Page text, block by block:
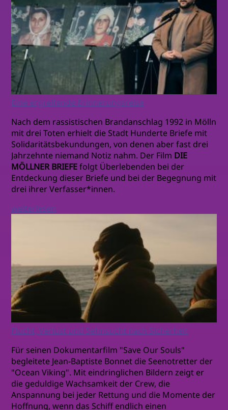
Eine ergreifende Erinnerungsreise
Nach dem rassistischen Brandanschlag 1992 in Mölln
mit drei Toten erhielt die Stadt Hunderte Briefe mit
Solidaritätsbekundungen, von denen aber fast drei
Jahrzehnte niemand Notiz nahm. Der Film DIE
MÖLLNER BRIEFEfolgt Überlebenden bei der
Entdeckung dieser Briefe und bei der Begegnung mit
drei ihrer Verfasser*innen.
weiterlesen
Flucht, Verlust und Sehnsucht nach Sicherheit
Für seinen Dokumentarfilm "Save Our Souls"
begleitete Jean-Baptiste Bonnet die Seenotretter der
"Ocean Viking". Mit eindringlichen Bildern zeigt er
die geduldige Wachsamkeit der Crew, die
Anspannung bei jeder Rettung und die Momente der
Hoffnung, wenn das Schiff endlich einen